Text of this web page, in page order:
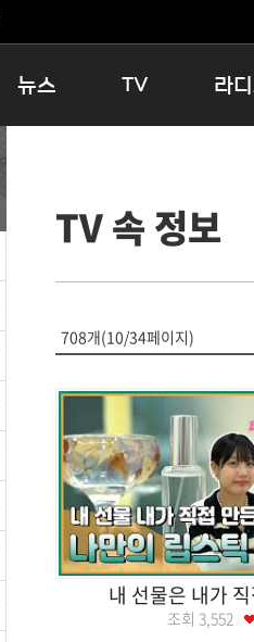
뉴스
보은
옥천
TV
인생내컷
테마기행 길
시청자 FLEX
특집프로그램
종영프로그램
라
16:00 완
우리 고
TV 속 정보
708개(10/34페이지)
내 선물은 내가
조회 3,552